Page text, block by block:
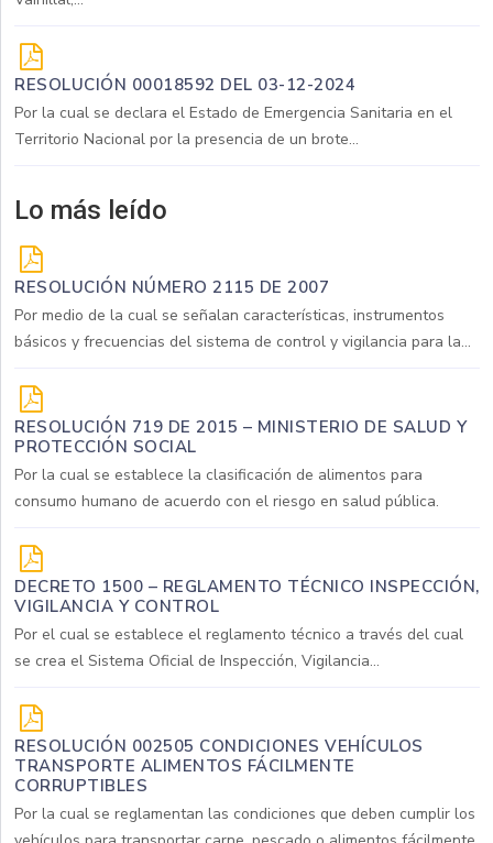
RESOLUCIÓN 00018592 DEL 03-12-2024
Por la cual se declara el Estado de Emergencia Sanitaria en el
Territorio Nacional por la presencia de un brote...
Lo más leído
RESOLUCIÓN NÚMERO 2115 DE 2007
Por medio de la cual se señalan características, instrumentos
básicos y frecuencias del sistema de control y vigilancia para la...
RESOLUCIÓN 719 DE 2015 – MINISTERIO DE SALUD Y
PROTECCIÓN SOCIAL
Por la cual se establece la clasificación de alimentos para
consumo humano de acuerdo con el riesgo en salud pública.
DECRETO 1500 – REGLAMENTO TÉCNICO INSPECCIÓN,
VIGILANCIA Y CONTROL
Por el cual se establece el reglamento técnico a través del cual
se crea el Sistema Oficial de Inspección, Vigilancia...
RESOLUCIÓN 002505 CONDICIONES VEHÍCULOS
TRANSPORTE ALIMENTOS FÁCILMENTE
CORRUPTIBLES
Por la cual se reglamentan las condiciones que deben cumplir los